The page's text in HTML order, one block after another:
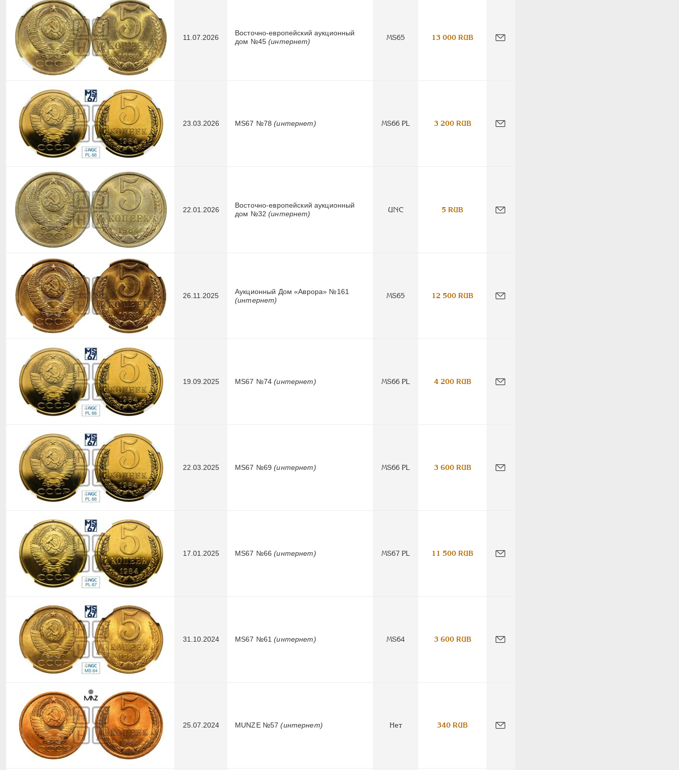
11.07.2026
Восточно-европейский аукционный
дом №45(интернет)
MS65 13 000 RUB
23.03.2026 MS67 №78(интернет) MS66 PL 3 200 RUB
22.01.2026
Восточно-европейский аукционный
дом №32(интернет)
UNC 5 RUB
26.11.2025
Аукционный Дом «Аврора» №161
(интернет)
MS65 12 500 RUB
19.09.2025 MS67 №74(интернет) MS66 PL 4 200 RUB
22.03.2025 MS67 №69(интернет) MS66 PL 3 600 RUB
17.01.2025 MS67 №66(интернет) MS67 PL 11 500 RUB
31.10.2024 MS67 №61(интернет) MS64 3 600 RUB
25.07.2024 MUNZE №57(интернет) Нет 340 RUB